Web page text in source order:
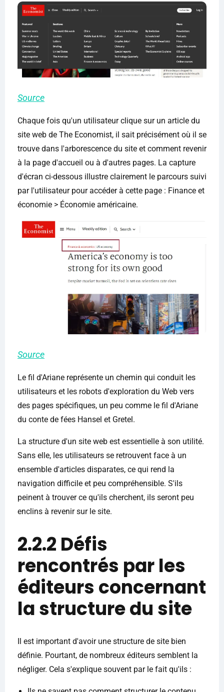
Source
Chaque fois qu'un utilisateur clique sur un article du
site web de The Economist, il sait précisément où il se
trouve dans l'arborescence du site et comment revenir
à la page d'accueil ou à d'autres pages. La capture
d'écran ci-dessous illustre clairement le parcours suivi
par l'utilisateur pour accéder à cette page : Finance et
économie > Économie américaine.
Source
Le fil d'Ariane représente un chemin qui conduit les
utilisateurs et les robots d'exploration du Web vers
des pages spécifiques, un peu comme le fil d'Ariane
du conte de fées Hansel et Gretel.
La structure d'un site web est essentielle à son utilité.
Sans elle, les utilisateurs se retrouvent face à un
ensemble d'articles disparates, ce qui rend la
navigation difficile et peu compréhensible. S'ils
peinent à trouver ce qu'ils cherchent, ils seront peu
enclins à revenir sur le site.
2.2.2 Défis
rencontrés par les
éditeurs concernant
la structure du site
Il est important d'avoir une structure de site bien
définie. Pourtant, de nombreux éditeurs semblent la
négliger. Cela s'explique souvent par le fait qu'ils :